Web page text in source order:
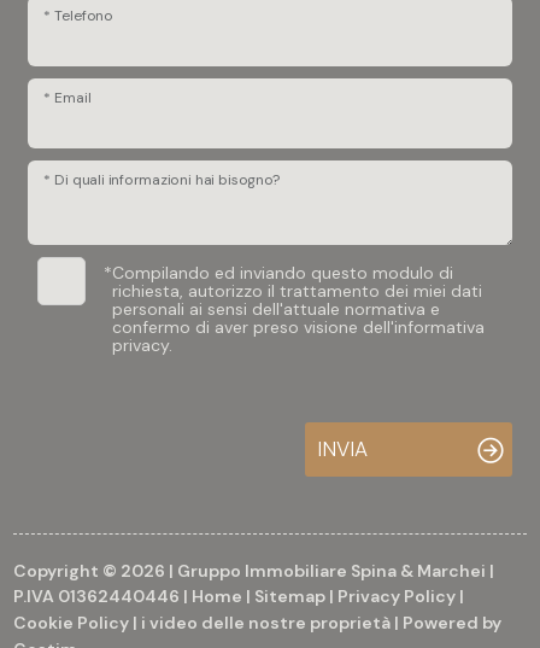
* Telefono
* Email
* Di quali informazioni hai bisogno?
*Compilando ed inviando questo modulo di
richiesta, autorizzo il trattamento dei miei dati
personali ai sensi dell'attuale normativa e
confermo di aver preso visione dell'informativa
privacy.
INVIA
Copyright © 2026 | Gruppo Immobiliare Spina & Marchei |
P.IVA 01362440446 | Home | Sitemap | Privacy Policy |
Cookie Policy | i video delle nostre proprietà | Powered by